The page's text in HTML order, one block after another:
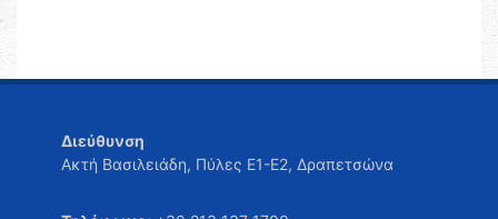
Διεύθυνση
Ακτή Βασιλειάδη, Πύλες Ε1-Ε2, Δραπετσώνα